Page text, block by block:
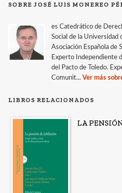
SOBRE JOSÉ LUIS MONEREO
es Catedrático de
Social de la Universidad
Asociación Española de
Experto Independiente
del Pacto de Toledo.
Comunit... Ver más
LIBROS RELACIONADOS
LA